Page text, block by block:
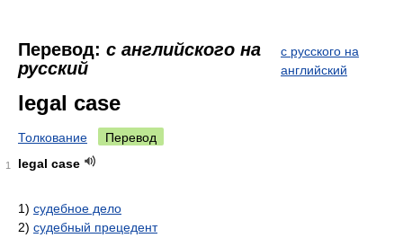
Перевод: с английского на
русский
с русского на
английский
legal case
Толкование Перевод
1 legal case
1) судебное дело
2) судебный прецедент